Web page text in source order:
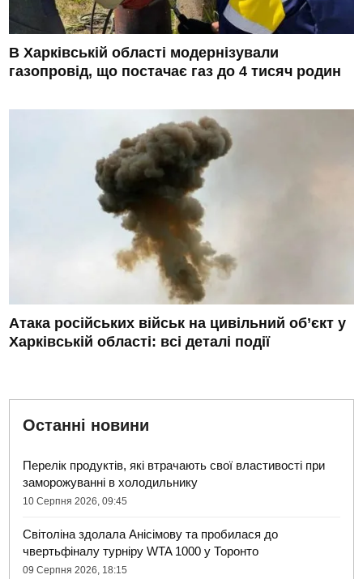
В Харківській області модернізували
газопровід, що постачає газ до 4 тисяч родин
Атака російських військ на цивільний об’єкт у
Харківській області: всі деталі події
Останні новини
Перелік продуктів, які втрачають свої властивості при
заморожуванні в холодильнику
10 Серпня 2026, 09:45
Світоліна здолала Анісімову та пробилася до
чвертьфіналу турніру WTA 1000 у Торонто
09 Серпня 2026, 18:15